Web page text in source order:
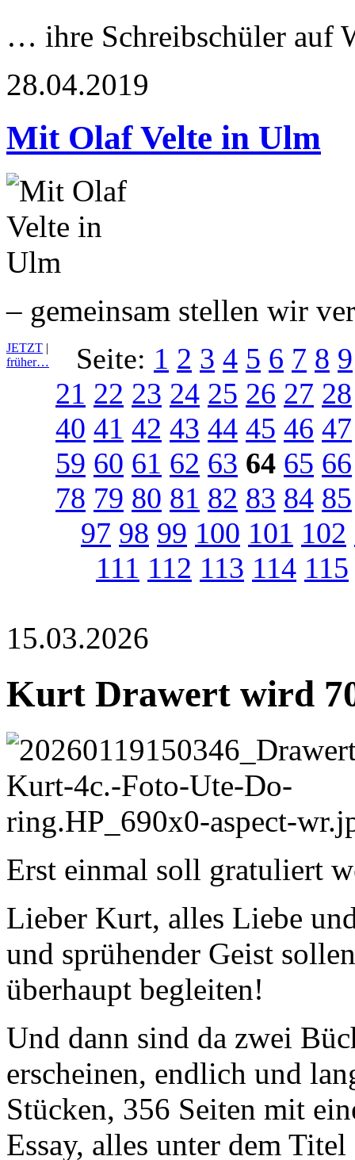
… ihre Schreibschüler auf
28.04.2019
Mit Olaf Velte in Ulm
– gemeinsam stellen wir
JETZT |
früher…
Seite: 1 2 3 4 5 6 7 8 9
21 22 23 24 25 26 27 28
40 41 42 43 44 45 46 47
59 60 61 62 63 64 65 66
78 79 80 81 82 83 84 85
97 98 99 100 101 102
111 112 113 114 115
15.03.2026
Kurt Drawert wird
Erst einmal soll gratuliert
Lieber Kurt, alles Liebe
und sprühender Geist
überhaupt begleiten!
Und dann sind da zwei
erscheinen, endlich und
Stücken, 356 Seiten mit
Essay, alles unter dem